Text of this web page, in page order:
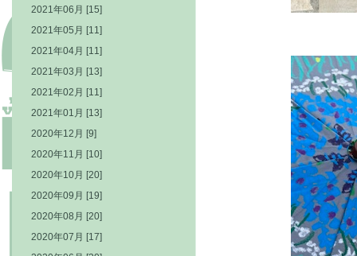
2021年06月 [15]
2021年05月 [11]
2021年04月 [11]
2021年03月 [13]
2021年02月 [11]
2021年01月 [13]
2020年12月 [9]
2020年11月 [10]
2020年10月 [20]
2020年09月 [19]
2020年08月 [20]
2020年07月 [17]